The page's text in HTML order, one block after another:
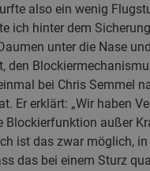
also ein wenig
ich hinter dem
unter die Nase
den
bei Chris Semmel
Er erklärt: „Wir haben
Blockierfunktion außer
ist das zwar möglich,
das bei einem Sturz